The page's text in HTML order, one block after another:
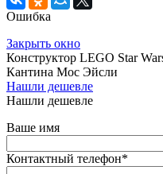
Ошибка
Закрыть окно
Конструктор LEGO Star
Кантина Мос Эйсли
Нашли дешевле
Нашли дешевле
Ваше имя
Контактный телефон*